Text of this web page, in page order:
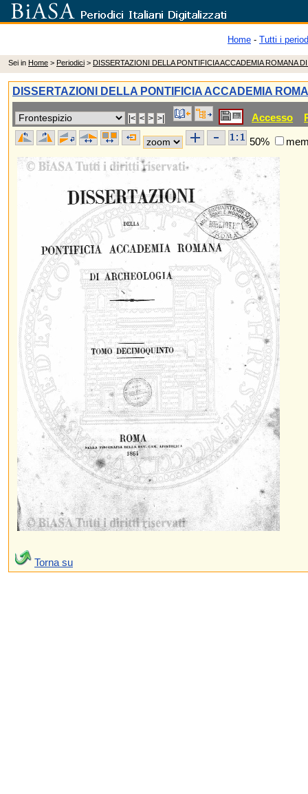
Home - Tutti i
Sei in Home > Periodici > DISSERTAZIONI DELLA PONTIFICIA ACCADEMIA ROMANA
DISSERTAZIONI DELLA PONTIFICIA ACCADEMIA
Accesso
50%
Torna su